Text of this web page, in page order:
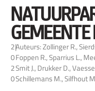
2
0
2
0
|Auteurs: Zollinger R.,
Foppen R., Sparrius L.,
Smit J., Drukker D.,
Schillemans M., Silfhout